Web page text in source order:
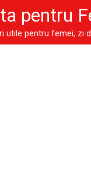
pentru
utile pentru femei, zi